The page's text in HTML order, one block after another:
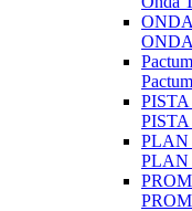
Pactum
Pactum
PISTA
PISTA
PLAN
PLAN